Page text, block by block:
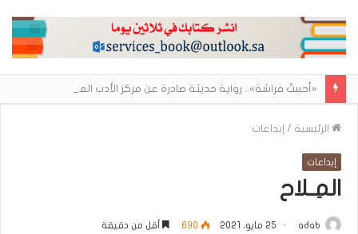
الرئيسية / إبداعات
إبداعات
المِـلاح
adab 25 مايو، 2021 690 أقل من دقيقة